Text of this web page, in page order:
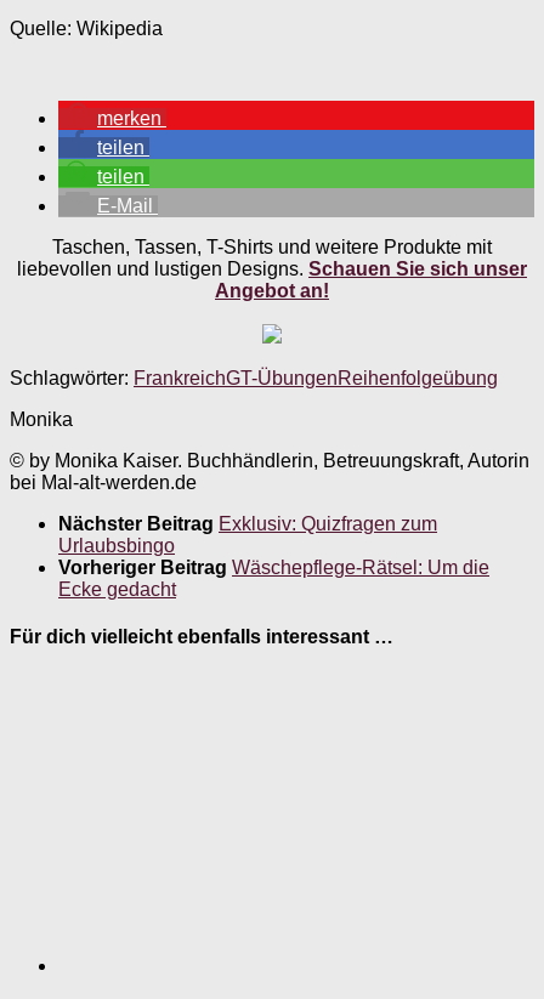
Quelle: Wikipedia
merken
teilen
teilen
E-Mail
Taschen, Tassen, T-Shirts und weitere Produkte mit
liebevollen und lustigen Designs. Schauen Sie sich unser
Angebot an!
Schlagwörter: FrankreichGT-ÜbungenReihenfolgeübung
Monika
© by Monika Kaiser. Buchhändlerin, Betreuungskraft, Autorin
bei Mal-alt-werden.de
Nächster Beitrag Exklusiv: Quizfragen zum
Urlaubsbingo
Vorheriger Beitrag Wäschepflege-Rätsel: Um die
Ecke gedacht
Für dich vielleicht ebenfalls interessant …